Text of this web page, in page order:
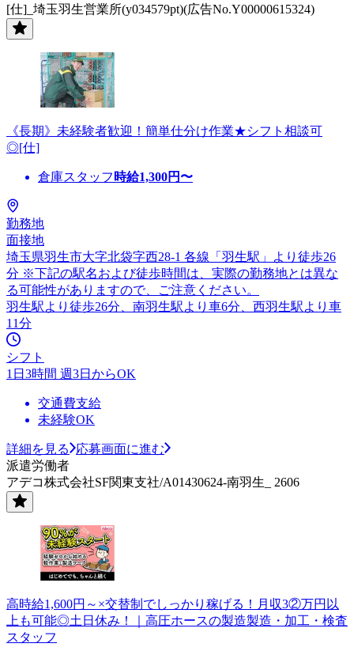
[仕]_埼玉羽生営業所(y034579pt)(広告No.Y00000615324)
《長期》未経験者歓迎！簡単仕分け作業★シフト相談可
◎[仕]
倉庫スタッフ 時給1,300円〜
勤務地
面接地
埼玉県羽生市大字北袋字西28-1 各線「羽生駅」より徒歩26
分 ※下記の駅名および徒歩時間は、実際の勤務地とは異な
る可能性がありますので、ご注意ください。
羽生駅より徒歩26分、南羽生駅より車6分、西羽生駅より車
11分
シフト
1日3時間 週3日からOK
交通費支給
未経験OK
詳細を見る
応募画面に進む
派遣労働者
アデコ株式会社SF関東支社/A01430624-南羽生_ 2606
高時給1,600円～×交替制でしっかり稼げる！月収3②万円以
上も可能◎土日休み！｜高圧ホースの製造製造・加工・検査
スタッフ